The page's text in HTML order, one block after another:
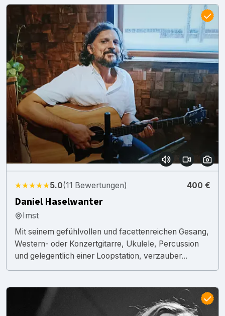
★★★★★5.0(11 Bewertungen) 400 €
Daniel Haselwanter
Imst
Mit seinem gefühlvollen und facettenreichen Gesang,
Western- oder Konzertgitarre, Ukulele, Percussion
und gelegentlich einer Loopstation, verzauber...